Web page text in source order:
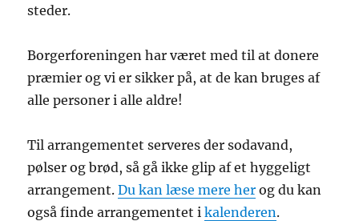
steder.
Borgerforeningen har været med til at donere
præmier og vi er sikker på, at de kan bruges af
alle personer i alle aldre!
Til arrangementet serveres der sodavand,
pølser og brød, så gå ikke glip af et hyggeligt
arrangement.Du kan læse mere her og du kan
også finde arrangementet ikalenderen.